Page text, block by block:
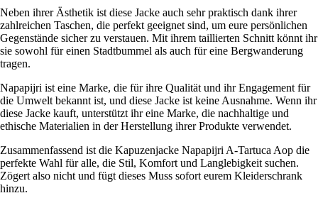
Neben ihrer Ästhetik ist diese Jacke auch sehr praktisch dank ihrer
zahlreichen Taschen, die perfekt geeignet sind, um eure persönlichen
Gegenstände sicher zu verstauen. Mit ihrem taillierten Schnitt könnt ihr
sie sowohl für einen Stadtbummel als auch für eine Bergwanderung
tragen.
Napapijri ist eine Marke, die für ihre Qualität und ihr Engagement für
die Umwelt bekannt ist, und diese Jacke ist keine Ausnahme. Wenn ihr
diese Jacke kauft, unterstützt ihr eine Marke, die nachhaltige und
ethische Materialien in der Herstellung ihrer Produkte verwendet.
Zusammenfassend ist die Kapuzenjacke Napapijri A-Tartuca Aop die
perfekte Wahl für alle, die Stil, Komfort und Langlebigkeit suchen.
Zögert also nicht und fügt dieses Muss sofort eurem Kleiderschrank
hinzu.